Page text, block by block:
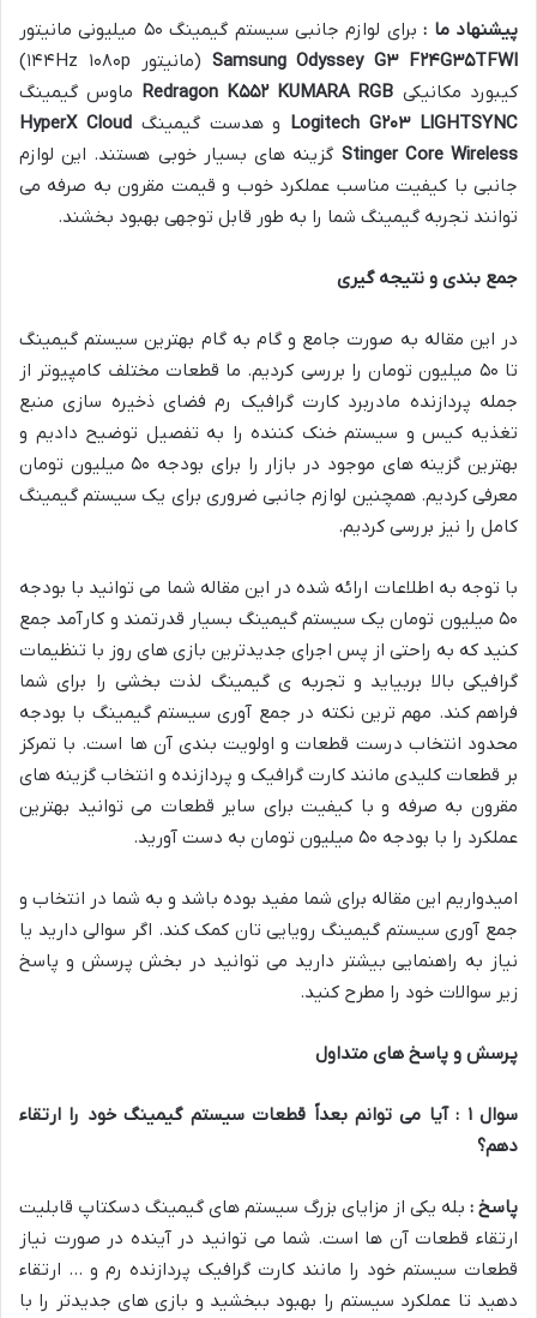
پیشنهاد ما : برای لوازم جانبی سیستم گیمینگ ۵۰ میلیونی مانیتور
Samsung Odyssey G۳F۲۴G۳۵TFWI
(مانیتور ۱۴۴Hz ۱۰۸۰p)
کیبورد مکانیکی
Redragon K۵۵۲KUMARA RGB
ماوس گیمینگ
Logitech G۲۰۳LIGHTSYNC و هدست گیمینگHyperX Cloud
Stinger Core Wireless گزینه های بسیار خوبی هستند. این لوازم
جانبی با کیفیت مناسب عملکرد خوب و قیمت مقرون به صرفه می
توانند تجربه گیمینگ شما را به طور قابل توجهی بهبود بخشند.
جمع بندی و نتیجه گیری
در این مقاله به صورت جامع و گام به گام بهترین سیستم گیمینگ
تا ۵۰ میلیون تومان را بررسی کردیم. ما قطعات مختلف کامپیوتر از
جمله پردازنده مادربرد کارت گرافیک رم فضای ذخیره سازی منبع
تغذیه کیس و سیستم خنک کننده را به تفصیل توضیح دادیم و
بهترین گزینه های موجود در بازار را برای بودجه ۵۰ میلیون تومان
معرفی کردیم. همچنین لوازم جانبی ضروری برای یک سیستم گیمینگ
کامل را نیز بررسی کردیم.
با توجه به اطلاعات ارائه شده در این مقاله شما می توانید با بودجه
۵۰ میلیون تومان یک سیستم گیمینگ بسیار قدرتمند و کارآمد جمع
کنید که به راحتی از پس اجرای جدیدترین بازی های روز با تنظیمات
گرافیکی بالا بربیاید و تجربه ی گیمینگ لذت بخشی را برای شما
فراهم کند. مهم ترین نکته در جمع آوری سیستم گیمینگ با بودجه
محدود انتخاب درست قطعات و اولویت بندی آن ها است. با تمرکز
بر قطعات کلیدی مانند کارت گرافیک و پردازنده و انتخاب گزینه های
مقرون به صرفه و با کیفیت برای سایر قطعات می توانید بهترین
عملکرد را با بودجه ۵۰ میلیون تومان به دست آورید.
امیدواریم این مقاله برای شما مفید بوده باشد و به شما در انتخاب و
جمع آوری سیستم گیمینگ رویایی تان کمک کند. اگر سوالی دارید یا
نیاز به راهنمایی بیشتر دارید می توانید در بخش پرسش و پاسخ
زیر سوالات خود را مطرح کنید.
پرسش و پاسخ های متداول
سوال۱ : آیا می توانم بعداً قطعات سیستم گیمینگ خود را ارتقاء
دهم؟
پاسخ : بله یکی از مزایای بزرگ سیستم های گیمینگ دسکتاپ قابلیت
ارتقاء قطعات آن ها است. شما می توانید در آینده در صورت نیاز
قطعات سیستم خود را مانند کارت گرافیک پردازنده رم و … ارتقاء
دهید تا عملکرد سیستم را بهبود ببخشید و بازی های جدیدتر را با